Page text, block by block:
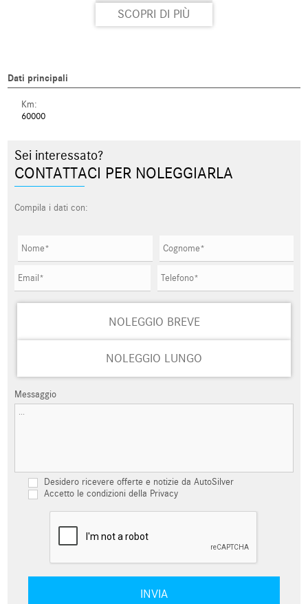
SCOPRI DI PIÙ
Dati principali
Km:
60000
Sei interessato?
CONTATTACI PER NOLEGGIARLA
Compila i dati con:
NOLEGGIO BREVE
NOLEGGIO LUNGO
Messaggio
Desidero ricevere offerte e notizie da AutoSilver
Accetto le condizioni della Privacy